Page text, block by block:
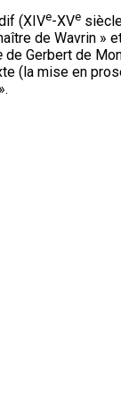
(XIVe-XVe
de Wavrin »
de Gerbert de
(la mise en